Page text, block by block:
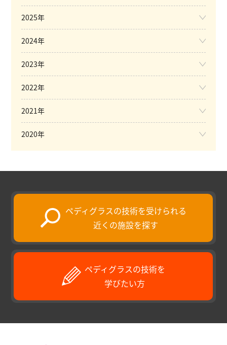
2025年
2024年
2023年
2022年
2021年
2020年
ペディグラスの技術を受けられる
近くの施設を探す
ペディグラスの技術を
学びたい方